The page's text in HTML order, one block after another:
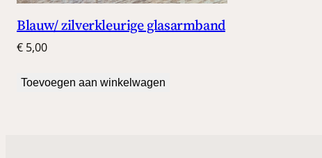
Blauw/ zilverkleurige glasarmband
€ 5,00
Toevoegen aan winkelwagen